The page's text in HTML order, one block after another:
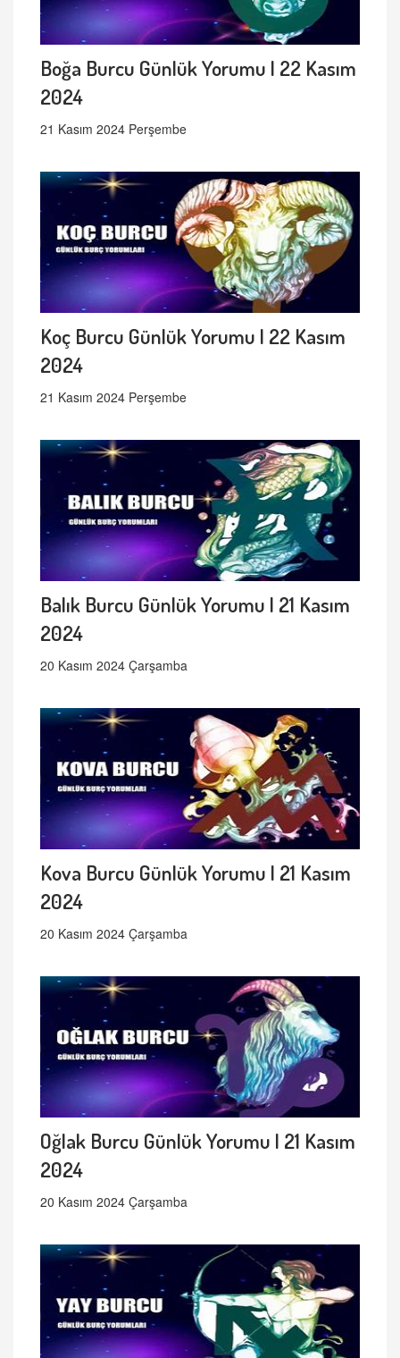
Boğa Burcu Günlük Yorumu | 22 Kasım
2024
21 Kasım 2024 Perşembe
Koç Burcu Günlük Yorumu | 22 Kasım
2024
21 Kasım 2024 Perşembe
Balık Burcu Günlük Yorumu | 21 Kasım
2024
20 Kasım 2024 Çarşamba
Kova Burcu Günlük Yorumu | 21 Kasım
2024
20 Kasım 2024 Çarşamba
Oğlak Burcu Günlük Yorumu | 21 Kasım
2024
20 Kasım 2024 Çarşamba